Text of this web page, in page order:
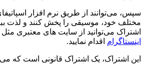
سپس، می‌توانند از طریق نرم ‌افزار
مختلف خود، موسیقی را پخش کنند و لذت
اشتراک می‌توانید از سایت های معتبری
اینستاگرام اقدام نمایید.
این اشتراک، یک اشتراک قانونی است که